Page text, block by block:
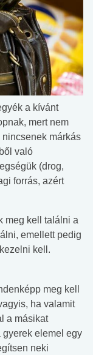
a kívánt
mert nem
márkás
való
(drog,
forrás, azért
meg kell találni a
emellett pedig
kell.
meg kell
ha valamit
a másikat
gyerek elemel egy
neki